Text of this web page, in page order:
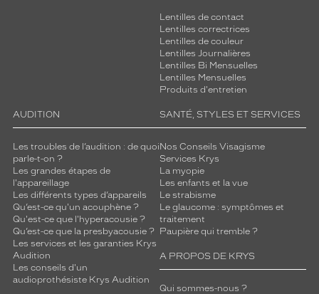
Lentilles de contact
Lentilles correctrices
Lentilles de couleur
Lentilles Journalières
Lentilles Bi Mensuelles
Lentilles Mensuelles
Produits d'entretien
AUDITION
Les troubles de l’audition : de quoi
parle-t-on ?
Les grandes étapes de
l'appareillage
Les différents types d’appareils
Qu’est-ce qu'un acouphène ?
Qu'est-ce que l'hyperacousie ?
Qu’est-ce que la presbyacousie ?
Les services et les garanties Krys
Audition
Les conseils d'un
audioprothésiste Krys Audition
SANTÉ, STYLES ET SERVICES
Nos Conseils Visagisme
Services Krys
La myopie
Les enfants et la vue
Le strabisme
Le glaucome : symptômes et
traitement
Paupière qui tremble ?
A PROPOS DE KRYS
Qui sommes-nous ?